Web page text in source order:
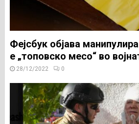
Фејсбук објава
е „топовско месо“ во
28/12/2022 0